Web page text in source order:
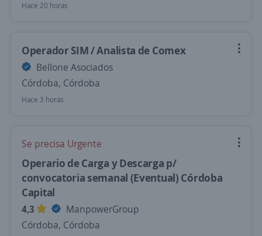
Hace 20 horas
Operador SIM / Analista de Comex
Bellone Asociados
Córdoba, Córdoba
Hace 3 horas
Se precisa Urgente
Operario de Carga y Descarga p/
convocatoria semanal (Eventual) Córdoba
Capital
4,3
ManpowerGroup
Córdoba, Córdoba